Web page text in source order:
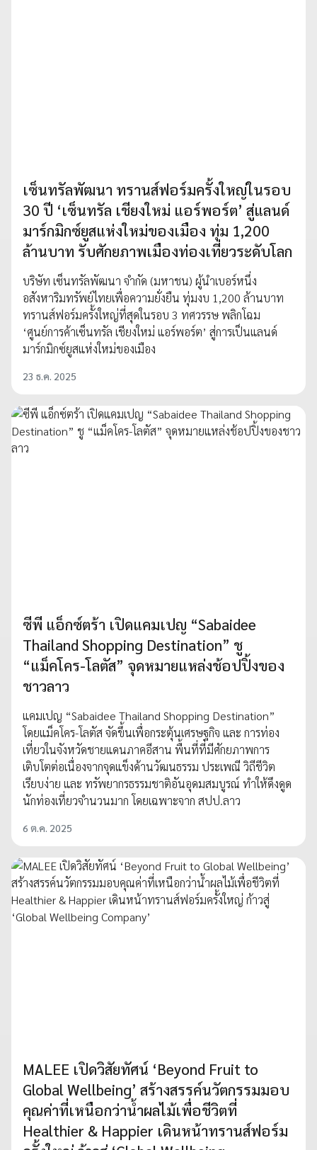
เซ็นทรัลพัฒนา ทรานส์ฟอร์มครั้งใหญ่ในรอบ
30 ปี ‘เซ็นทรัล เชียงใหม่ แอร์พอร์ต’ สู่แลนด์
มาร์กมิกซ์ยูสแห่งใหม่ของเมือง ทุ่ม 1,200
ล้านบาท รับศักยภาพเมืองท่องเที่ยวระดับโลก
บริษัท เซ็นทรัลพัฒนา จำกัด (มหาชน) ผู้นำเบอร์หนึ่ง
อสังหาริมทรัพย์ไทยเพื่อความยั่งยืน ทุ่มงบ 1,200 ล้านบาท
ทรานส์ฟอร์มครั้งใหญ่ที่สุดในรอบ 3 ทศวรรษ พลิกโฉม
‘ศูนย์การค้าเซ็นทรัล เชียงใหม่ แอร์พอร์ต’ สู่การเป็นแลนด์
มาร์กมิกซ์ยูสแห่งใหม่ของเมือง
23 ธ.ค. 2025
ซีพี แอ็กซ์ตร้า เปิดแคมเปญ “Sabaidee
Thailand Shopping Destination” ชู
“แม็คโคร-โลตัส” จุดหมายแหล่งช้อปปิ้งของ
ชาวลาว
แคมเปญ “Sabaidee Thailand Shopping Destination”
โดยแม็คโคร-โลตัส จัดขึ้นเพื่อกระตุ้นเศรษฐกิจ และ การท่อง
เที่ยวในจังหวัดชายแดนภาคอีสาน พื้นที่ที่มีศักยภาพการ
เติบโตต่อเนื่องจากจุดแข็งด้านวัฒนธรรม ประเพณี วิถีชีวิต
เรียบง่าย และ ทรัพยากรธรรมชาติอันอุดมสมบูรณ์ ทำให้ดึงดูด
นักท่องเที่ยวจำนวนมาก โดยเฉพาะจาก สปป.ลาว
6 ต.ค. 2025
MALEE เปิดวิสัยทัศน์ ‘Beyond Fruit to
Global Wellbeing’ สร้างสรรค์นวัตกรรมมอบ
คุณค่าที่เหนือกว่าน้ำผลไม้เพื่อชีวิตที่
Healthier & Happier เดินหน้าทรานส์ฟอร์ม